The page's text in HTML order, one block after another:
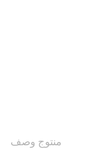
منتوج وصف